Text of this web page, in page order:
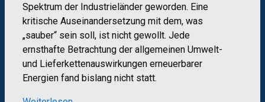
Spektrum der Industrieländer geworden. Eine
kritische Auseinandersetzung mit dem, was
„sauber“ sein soll, ist nicht gewollt. Jede
ernsthafte Betrachtung der allgemeinen Umwelt-
und Lieferkettenauswirkungen erneuerbarer
Energien fand bislang nicht statt.